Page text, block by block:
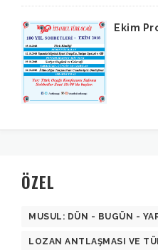
Ekim
ÖZEL
MUSUL: DÜN - BUGÜN -
LOZAN ANTLAŞMASI VE